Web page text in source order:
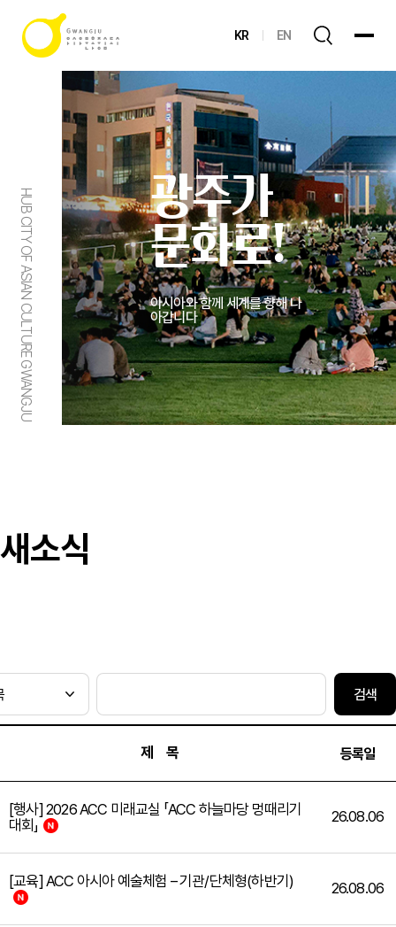
KR EN
HUB CITY OF ASIAN CULTURE GWANGJU
광주가
문화로!
아시아와 함께 세계를 향해 나
아갑니다
새소식
제 목 등록일
[행사] 2026 ACC 미래교실 「ACC 하늘마당 멍때리기
대회」
26.08.06
[교육] ACC 아시아 예술체험 – 기관/단체형(하반기) 26.08.06
검색